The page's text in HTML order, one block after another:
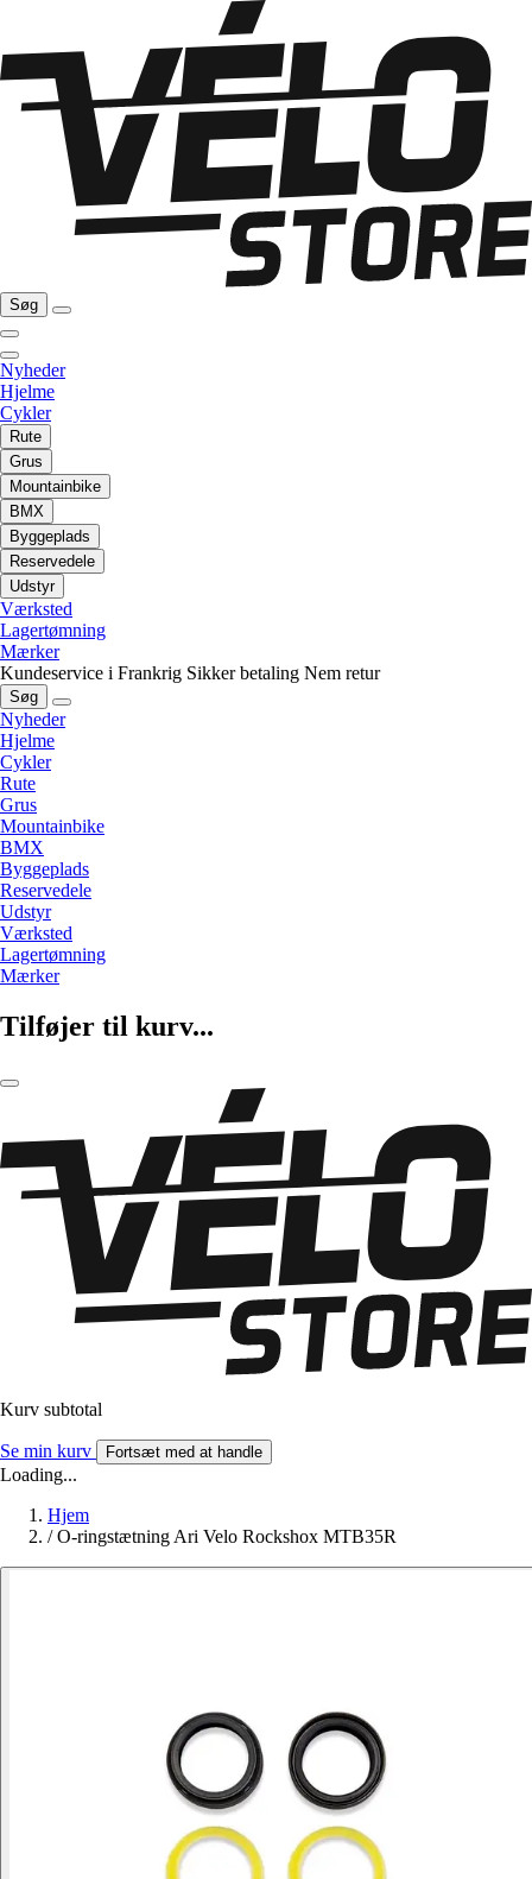
Søg
Nyheder
Hjelme
Cykler
Rute
Grus
Mountainbike
BMX
Byggeplads
Reservedele
Udstyr
Værksted
Lagertømning
Mærker
Kundeservice i Frankrig Sikker betaling Nem retur
Søg
Nyheder
Hjelme
Cykler
Rute
Grus
Mountainbike
BMX
Byggeplads
Reservedele
Udstyr
Værksted
Lagertømning
Mærker
Tilføjer til kurv...
Kurv subtotal
Se min kurv Fortsæt med at handle
Loading...
Hjem
/ O-ringstætning Ari Velo Rockshox MTB35R